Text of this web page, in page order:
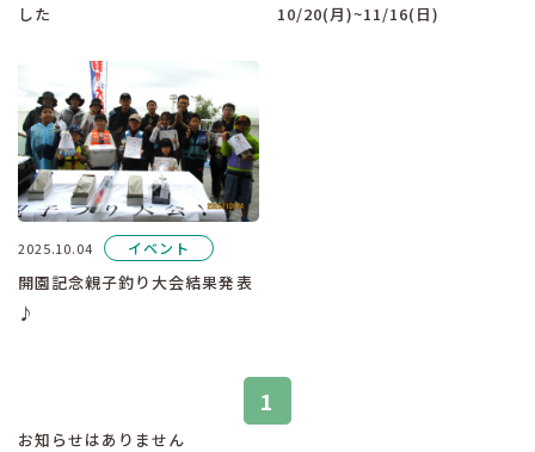
した
10/20(月)~11/16(日)
2025.10.04 イベント
開園記念親子釣り大会結果発表
♪
1
お知らせはありません